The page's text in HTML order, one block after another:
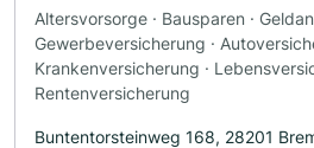
Altersvorsorge · Bausparen ·
Gewerbeversicherung ·
Krankenversicherung ·
Rentenversicherung
Buntentorsteinweg 168, 28201